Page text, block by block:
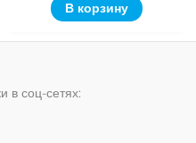
В корзину
в соц-сетях: